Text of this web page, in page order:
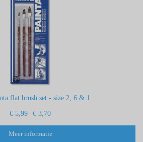
flat brush set - size 2, 6 & 1
€ 5,99 € 3,70
Meer informatie